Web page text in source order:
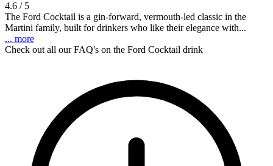
4.6 / 5
The Ford Cocktail is a gin-forward, vermouth-led classic in the
Martini family, built for drinkers who like their elegance with...
... more
Check out all our FAQ's on the Ford Cocktail drink